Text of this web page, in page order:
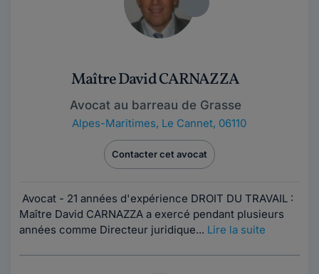
Maître David CARNAZZA
Avocat au barreau de Grasse
Alpes-Maritimes, Le Cannet, 06110
Contacter cet avocat
Avocat - 21 années d'expérience DROIT DU TRAVAIL :
Maître David CARNAZZA a exercé pendant plusieurs
années comme Directeur juridique... Lire la suite